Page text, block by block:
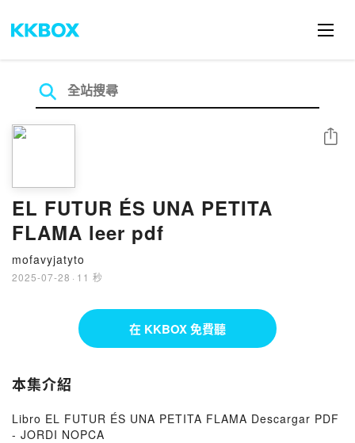
EL FUTUR ÉS UNA PETITA
FLAMA leer pdf
mofavyjatyto
2025-07-28 · 11 秒
分享
在 KKBOX 免費聽
本集介紹
Libro EL FUTUR ÉS UNA PETITA FLAMA Descargar PDF
- JORDI NOPCA